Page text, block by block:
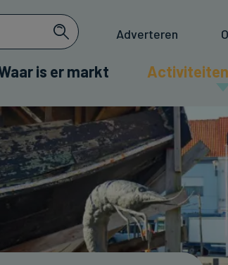
Adverteren
is er markt